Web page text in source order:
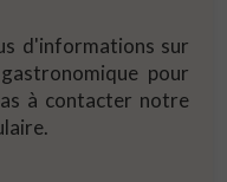
d'informations sur
pour
à contacter notre